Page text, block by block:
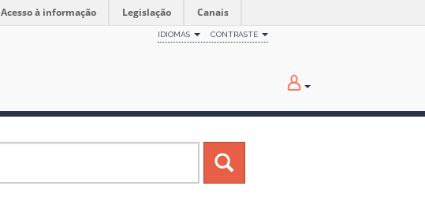
Acesso à informação Legislação Canais
IDIOMAS CONTRASTE